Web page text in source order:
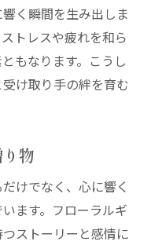
く瞬間を生み出しま
トレスや疲れを和ら
もなります。こうし
け取り手の絆を育む
物
けでなく、心に響く
ます。フローラルギ
ストーリーと感情に